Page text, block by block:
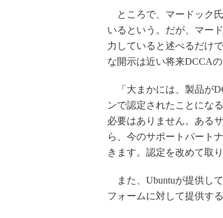
ところで、マードック
いるという。だが、マー
力していると述べるだけ
な開示は近い将来DCCA
「大まかには、製品が
ンで認定されたことにな
必要はありません。ある
ら、今のサポートパート
きます。認定を改めて取
また、Ubuntuが提供し
フォームに対して提供する